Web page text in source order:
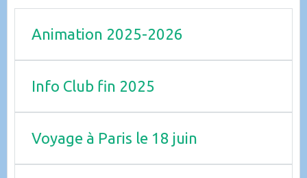
Animation 2025-2026
Info Club fin 2025
Voyage à Paris le 18 juin